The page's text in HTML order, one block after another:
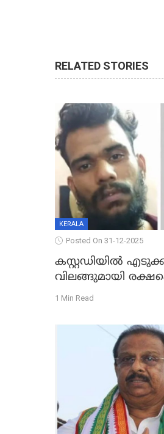
RELATED STORIES
KERALA
Posted On 31-12-2025
കസ്റ്റഡിയിൽ
വിലങ്ങുമായി
പ്രതി പിടിയിൽ
1 Min Read